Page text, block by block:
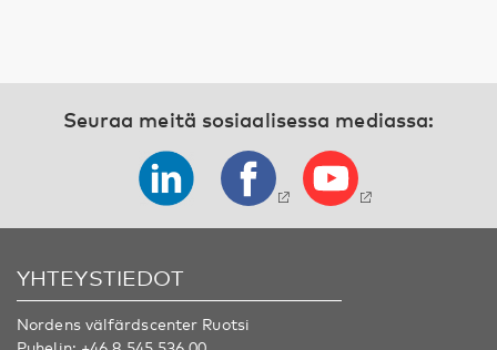
Seuraa meitä sosiaalisessa mediassa:
YHTEYSTIEDOT
Nordens välfärdscenter Ruotsi